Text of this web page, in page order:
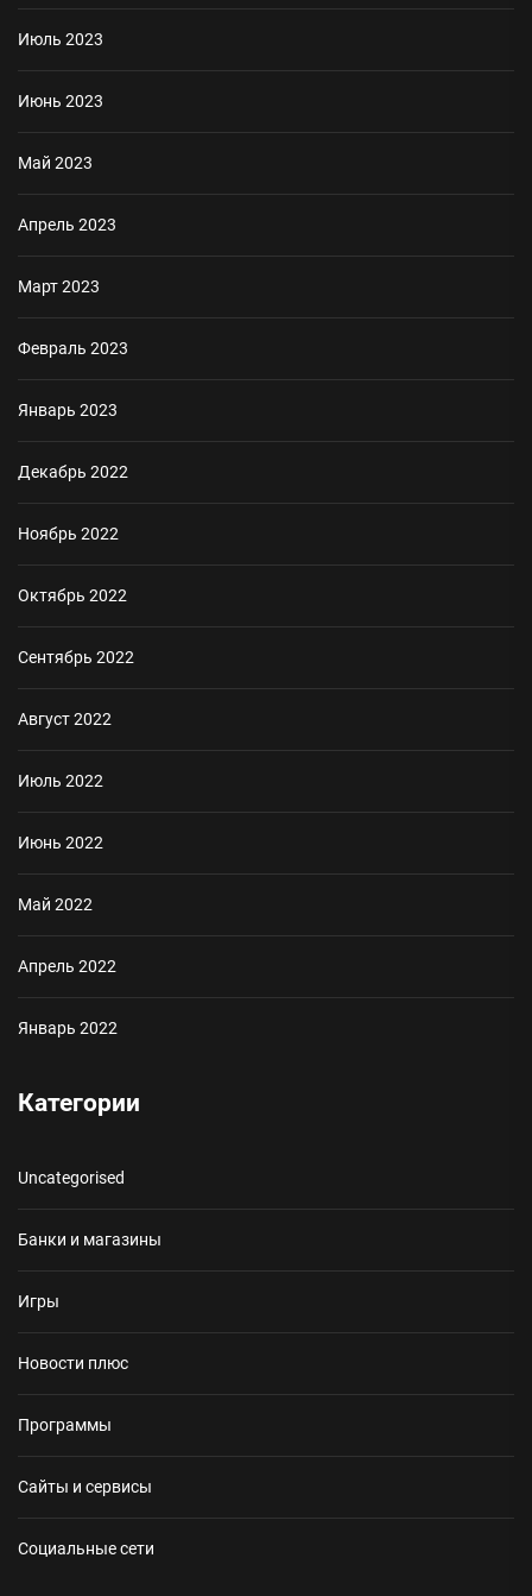
Июль 2023
Июнь 2023
Май 2023
Апрель 2023
Март 2023
Февраль 2023
Январь 2023
Декабрь 2022
Ноябрь 2022
Октябрь 2022
Сентябрь 2022
Август 2022
Июль 2022
Июнь 2022
Май 2022
Апрель 2022
Январь 2022
Категории
Uncategorised
Банки и магазины
Игры
Новости плюс
Программы
Сайты и сервисы
Социальные сети